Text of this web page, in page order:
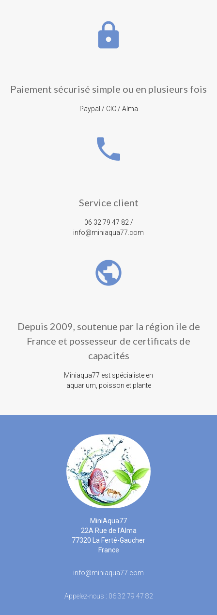
lock
Paiement sécurisé simple ou en plusieurs fois
Paypal / CIC / Alma
phone
Service client
06 32 79 47 82 /
info@miniaqua77.com
public
Depuis 2009, soutenue par la région ile de
France et possesseur de certificats de
capacités
Miniaqua77 est spécialiste en
aquarium, poisson et plante
MiniAqua77
22A Rue de l'Alma
77320 La Ferté-Gaucher
France
info@miniaqua77.com
Appelez-nous : 06 32 79 47 82